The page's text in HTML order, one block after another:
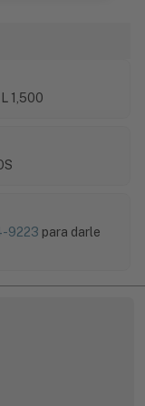
1,500
9223 para darle